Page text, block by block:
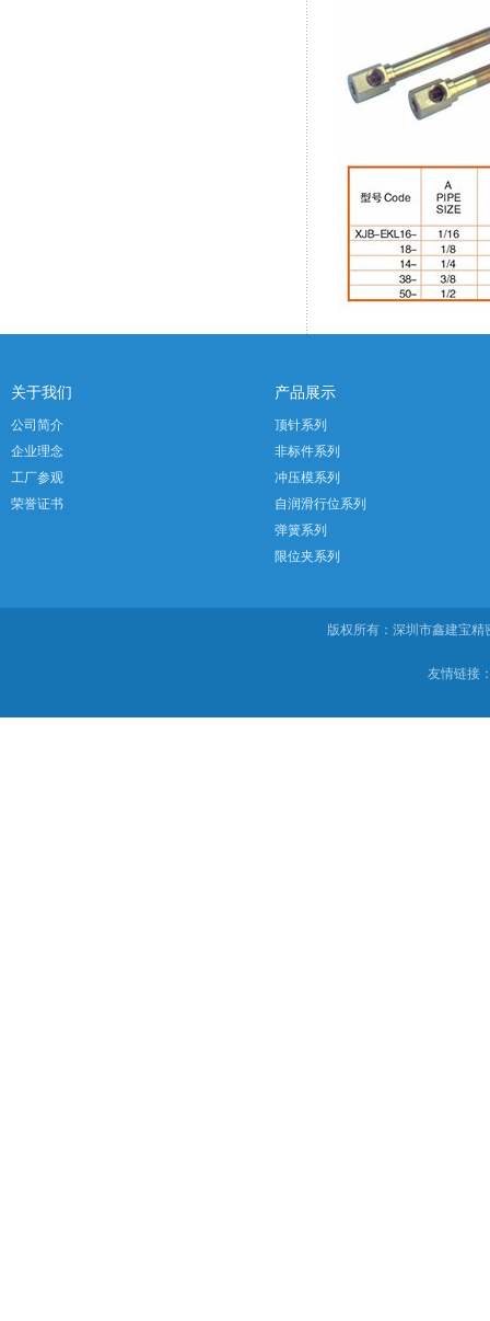
关于我们
公司简介
企业理念
工厂参观
荣誉证书
产品展示
顶针系列
非标件系列
冲压模系列
自润滑行位系列
弹簧系列
限位夹系列
版权所有：深圳市鑫建宝
友情链接